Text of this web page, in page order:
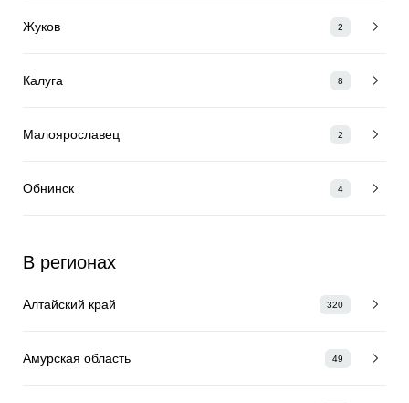
Жуков 2
Калуга 8
Малоярославец 2
Обнинск 4
В регионах
Алтайский край 320
Амурская область 49